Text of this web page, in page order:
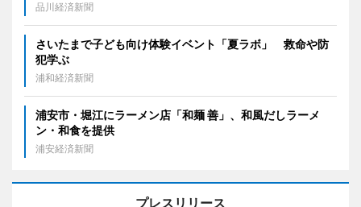
品川経済新聞
さいたまで子ども向け体験イベント「夏ラボ」 救命や防
犯学ぶ
浦和経済新聞
浦安市・堀江にラーメン店「和麺 善」、和風だしラーメ
ン・和食を提供
浦安経済新聞
プレスリリース